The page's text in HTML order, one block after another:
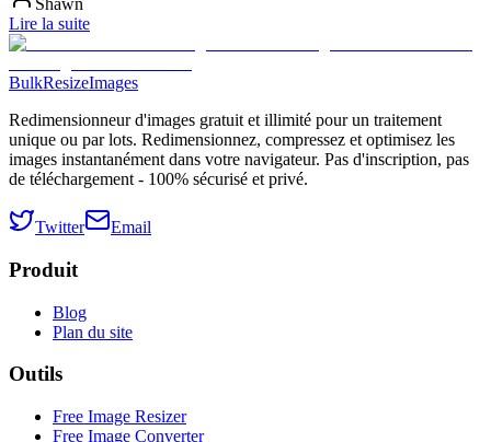
Shawn
Lire la suite
BulkResizeImages
Redimensionneur d'images gratuit et illimité pour un traitement
unique ou par lots. Redimensionnez, compressez et optimisez les
images instantanément dans votre navigateur. Pas d'inscription, pas
de téléchargement - 100% sécurisé et privé.
Twitter Email
Produit
Blog
Plan du site
Outils
Free Image Resizer
Free Image Converter